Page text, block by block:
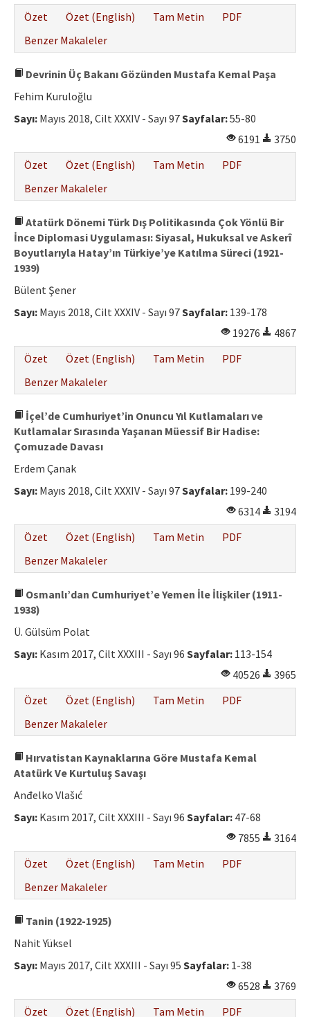
Özet
Özet (English) Tam Metin
PDF
Benzer Makaleler
Devrinin Üç Bakanı Gözünden Mustafa Kemal Paşa
Fehim Kuruloğlu
Sayı: Mayıs 2018, Cilt XXXIV - Sayı 97Sayfalar:55-80
6191
3750
Özet
Özet (English) Tam Metin
PDF
Benzer Makaleler
Atatürk Dönemi Türk Dış Politikasında Çok Yönlü Bir
İnce Diplomasi Uygulaması: Siyasal, Hukuksal ve Askerî
Boyutlarıyla Hatay’ın Türkiye’ye Katılma Süreci (1921-
1939)
Bülent Şener
Sayı: Mayıs 2018, Cilt XXXIV - Sayı 97Sayfalar: 139-178
19276
4867
Özet
Özet (English) Tam Metin
PDF
Benzer Makaleler
İçel’de Cumhuriyet’in Onuncu Yıl Kutlamaları ve
Kutlamalar Sırasında Yaşanan Müessif Bir Hadise:
Çomuzade Davası
Erdem Çanak
Sayı: Mayıs 2018, Cilt XXXIV - Sayı 97Sayfalar: 199-240
6314
3194
Özet
Özet (English) Tam Metin
PDF
Benzer Makaleler
Osmanlı’dan Cumhuriyet’e Yemen İle İlişkiler (1911-
1938)
Ü. Gülsüm Polat
Sayı: Kasım 2017, Cilt XXXIII - Sayı 96 Sayfalar: 113-154
40526
3965
Özet
Özet (English) Tam Metin
PDF
Benzer Makaleler
Hırvatistan Kaynaklarına Göre Mustafa Kemal
Atatürk Ve Kurtuluş Savaşı
Anđelko Vlašıć
Sayı: Kasım 2017, Cilt XXXIII - Sayı 96 Sayfalar: 47-68
7855
3164
Özet
Özet (English) Tam Metin
PDF
Benzer Makaleler
Tanin (1922-1925)
Nahit Yüksel
Sayı: Mayıs 2017, Cilt XXXIII - Sayı 95 Sayfalar: 1-38
6528
3769
Özet
Özet (English) Tam Metin PDF